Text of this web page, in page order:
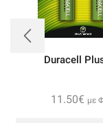
Duracell
11.50€ με